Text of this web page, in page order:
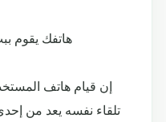
5- هاتفك يقوم
إن قيام هاتف
تلقاء نفسه يعد من